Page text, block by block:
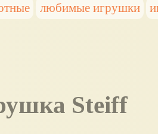
любимые игрушки
Steiff